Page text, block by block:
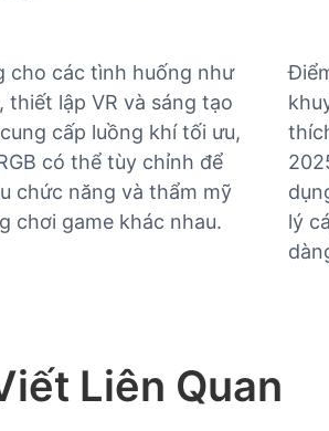
cho các tình huống như
lập VR và sáng tạo
cấp luồng khí tối ưu,
có thể tùy chỉnh để
chức năng và thẩm mỹ
chơi game khác nhau.
lý
Liên Quan